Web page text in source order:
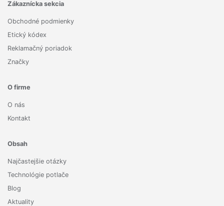
Zákaznícka sekcia
Obchodné podmienky
Etický kódex
Reklamačný poriadok
Značky
O firme
O nás
Kontakt
Obsah
Najčastejšie otázky
Technológie potlače
Blog
Aktuality